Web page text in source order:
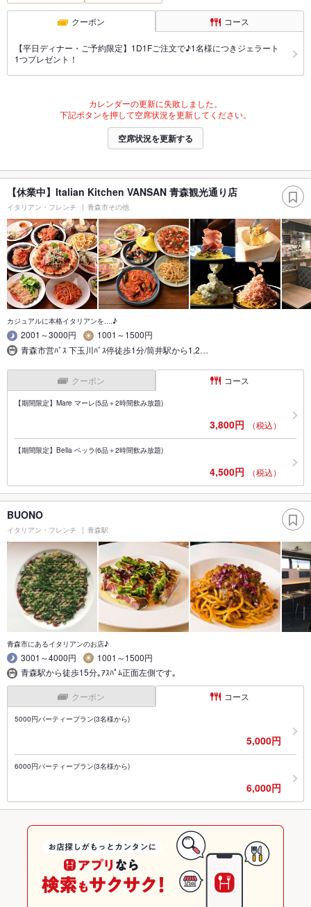
クーポン コース
【平日ディナー・ご予約限定】1D1Fご注文で♪1名様につきジェラート
1つプレゼント！
カレンダーの更新に失敗しました。
下記ボタンを押して空席状況を更新してください。
空席状況を更新する
【休業中】Italian Kitchen VANSAN 青森観光通り店
イタリアン・フレンチ 青森市その他
カジュアルに本格イタリアンを....♪
2001～3000円
1001～1500円
青森市営ﾊﾞｽ 下玉川ﾊﾞｽ停徒歩1分/筒井駅から1,2…
クーポン コース
【期間限定】Mare マーレ(5品＋2時間飲み放題)
3,800円 （税込）
【期間限定】Bella ベッラ(6品＋2時間飲み放題)
4,500円 （税込）
BUONO
イタリアン・フレンチ 青森駅
青森市にあるイタリアンのお店♪
3001～4000円
1001～1500円
青森駅から徒歩15分｡ｱｽﾊﾟﾑ正面左側です｡
クーポン コース
5000円パーティープラン(3名様から)
5,000円
6000円パーティープラン(3名様から)
6,000円